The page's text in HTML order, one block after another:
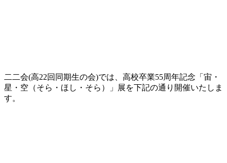
二二会(高22回同期生の会)では、高校卒業55周年記念「宙・
星・空（そら・ほし・そら）」展を下記の通り開催いたしま
す。